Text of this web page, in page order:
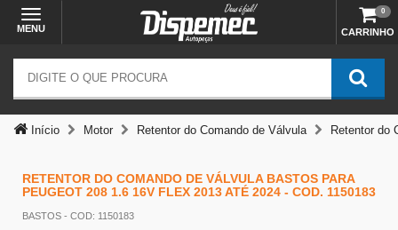
MENU CARRINHO
0
Início Motor Retentor do Comando de Válvula Retentor do
RETENTOR DO COMANDO DE VÁLVULA BASTOS PARA
PEUGEOT 208 1.6 16V FLEX 2013 ATÉ 2024 - COD. 1150183
BASTOS - COD: 1150183
Temos outras opções mais